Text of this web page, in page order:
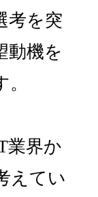
考を突
動機を
業界か
えてい